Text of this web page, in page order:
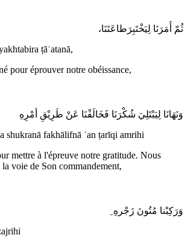
ثُمّ أَمَرَنَا لِيَخْتَبِرَطاعَتَنَا،
ṭāʿatanā,
pour éprouver notre obéissance,
وَنَهَانَا لِيَبْتَلِيَ شُكْرَنَا فَخَالَفْنَا عَنْ طَرِيْقِ أمْرِهِ
shukranā fakhālifnā ʿan ṭarīqi amrihi
mettre à l'épreuve notre gratitude. Nous
voie de Son commandement,
وَرَكِبْنا مُتُونَ زَجْرهِ ِ